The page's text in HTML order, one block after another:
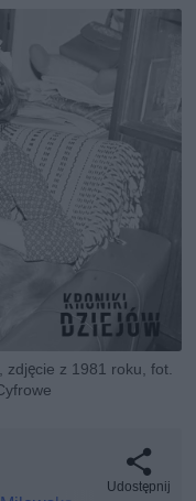
zdjęcie z 1981 roku, fot.
Udostępnij